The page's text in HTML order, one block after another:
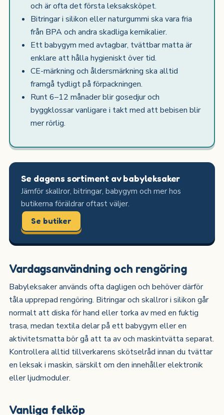
och är ofta det första leksaksköpet.
Bitringar i silikon eller naturgummi ska vara fria
från BPA och andra skadliga kemikalier.
Ett babygym med avtagbar, tvättbar matta är
enklare att hålla hygieniskt över tid.
CE-märkning och åldersmärkning ska alltid
framgå tydligt på förpackningen.
Runt 6–12 månader blir gosedjur och
byggklossar vanligare i takt med att bebisen blir
mer rörlig.
Se dagens sortiment av babyleksaker
Jämför skallror, bitringar, babygym och mer hos
butikerna föräldrar oftast väljer.
Se butiker
Vardagsanvändning och rengöring
Babyleksaker används ofta dagligen och behöver därför
tåla upprepad rengöring. Bitringar och skallror i silikon går
normalt att diska för hand eller torka av med en fuktig
trasa, medan textila delar på ett babygym eller en
aktivitetsmatta bör gå att ta av och maskintvätta separat.
Kontrollera alltid tillverkarens skötselråd innan du tvättar
en leksak i maskin, särskilt om den innehåller elektronik
eller ljudmoduler.
Vanliga felköp